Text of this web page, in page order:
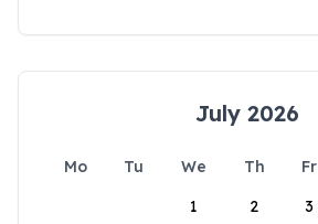
July 2026
Mo Tu We Th Fr
1
2 3